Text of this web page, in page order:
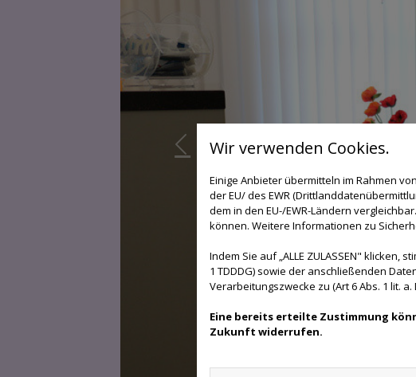
Wir verwenden Cookies.
Einige Anbieter übermitteln im Rahmen
der EU/ des EWR
dem in den EU-/EWR-Ländern
können. Weitere Informationen zu
Indem Sie auf „ALLE ZULASSEN"
1 TDDDG) sowie der anschließenden
Verarbeitungszwecke zu (Art 6 Abs. 1 lit. a.
Eine bereits erteilte Zustimmung
Zukunft widerrufen.